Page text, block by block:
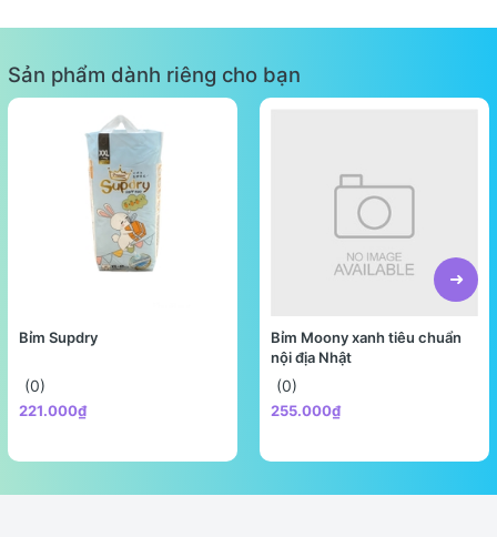
Công dụng:
Sữa bột Ensure 850g được đặc chế với hỗn hợp chất
béo giàu PUFA, MUFA tốt cho tim mạch.
Ensure cung cấp các acid béo thiết yếu (linoleic và
rất có lợi cho chế độ ăn lành mạnh. Vì đó mà các
cholesterol xấu bị hạn chế, từ đó giảm nguy cơ mắc
bệnh về tim mạch - căn bệnh thường gặp và gây tử
vong cao ở người cao tuổi.
thần kinh.
Sản phẩm dành riêng cho bạn
Bỉm Supdry
(0)
221.000₫
Bỉm Moony xanh tiêu chuẩn
nội địa Nhật
(0)
255.000₫